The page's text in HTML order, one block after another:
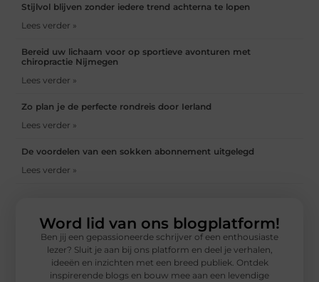
Stijlvol blijven zonder iedere trend achterna te lopen
Lees verder »
Bereid uw lichaam voor op sportieve avonturen met
chiropractie Nijmegen
Lees verder »
Zo plan je de perfecte rondreis door Ierland
Lees verder »
De voordelen van een sokken abonnement uitgelegd
Lees verder »
Word lid van ons blogplatform!
Ben jij een gepassioneerde schrijver of een enthousiaste
lezer? Sluit je aan bij ons platform en deel je verhalen,
ideeën en inzichten met een breed publiek. Ontdek
inspirerende blogs en bouw mee aan een levendige